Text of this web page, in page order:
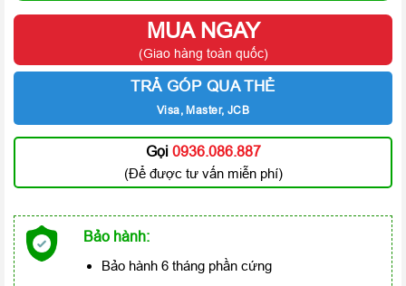
MUA NGAY
(Giao hàng toàn quốc)
TRẢ GÓP QUA THẺ
Visa, Master, JCB
Gọi 0936.086.887
(Để được tư vấn miễn phí)
Bảo hành:
Bảo hành 6 tháng phần cứng